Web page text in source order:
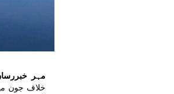
مہر
خلاف جون